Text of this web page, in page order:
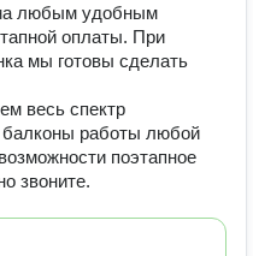
любым удобным
оплаты. При
мы готовы сделать
весь спектр
балконы работы любой
поэтапное
звоните.